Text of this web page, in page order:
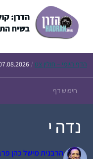
הדף היומי – חולין צט /
נדה י
הרבנית מישל כהן